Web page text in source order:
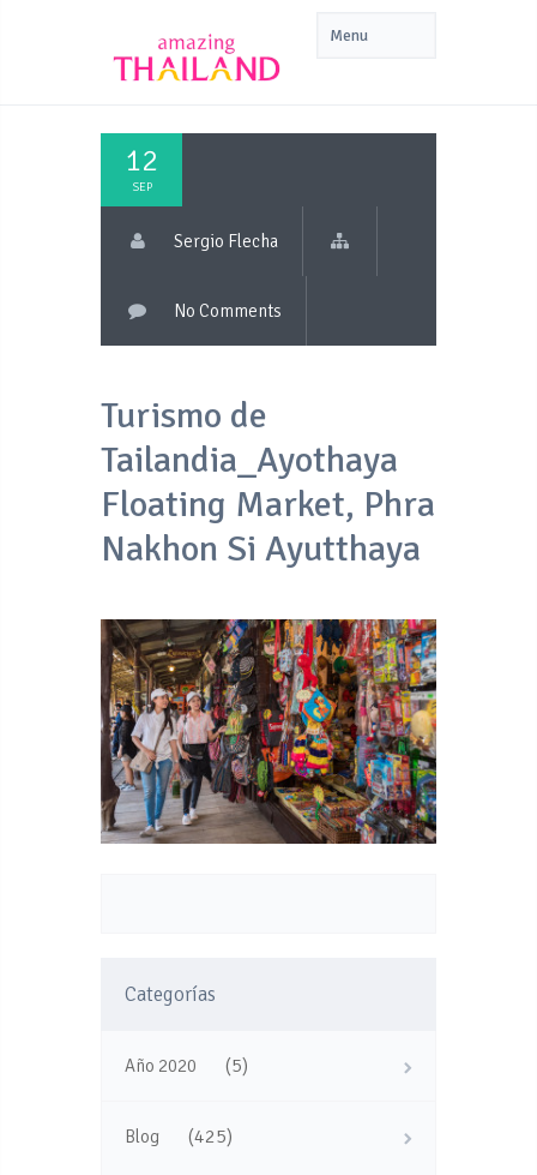
12
SEP
Sergio Flecha
No Comments
Turismo de
Tailandia_Ayothaya
Floating Market, Phra
Nakhon Si Ayutthaya
Categorías
Año 2020 (5)
Blog (425)